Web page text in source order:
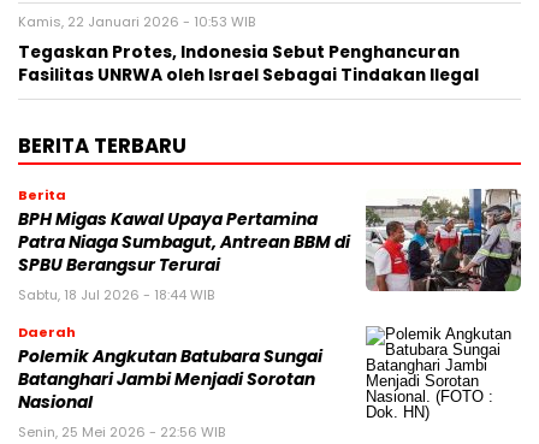
Kamis, 22 Januari 2026 - 10:53 WIB
Tegaskan Protes, Indonesia Sebut Penghancuran
Fasilitas UNRWA oleh Israel Sebagai Tindakan Ilegal
BERITA TERBARU
Berita
BPH Migas Kawal Upaya Pertamina
Patra Niaga Sumbagut, Antrean BBM di
SPBU Berangsur Terurai
Sabtu, 18 Jul 2026 - 18:44 WIB
Daerah
Polemik Angkutan Batubara Sungai
Batanghari Jambi Menjadi Sorotan
Nasional
Senin, 25 Mei 2026 - 22:56 WIB